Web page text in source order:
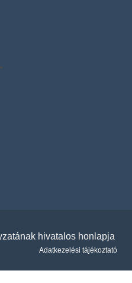
hivatalos honlapja
Adatkezelési tájékoztató